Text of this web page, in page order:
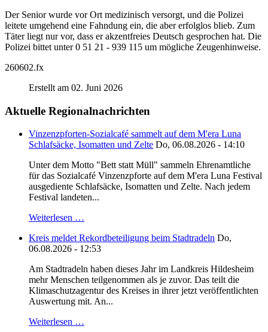
Der Senior wurde vor Ort medizinisch versorgt, und die Polizei
leitete umgehend eine Fahndung ein, die aber erfolglos blieb. Zum
Täter liegt nur vor, dass er akzentfreies Deutsch gesprochen hat. Die
Polizei bittet unter 0 51 21 - 939 115 um mögliche Zeugenhinweise.
260602.fx
Erstellt am 02. Juni 2026
Aktuelle Regionalnachrichten
Vinzenzpforten-Sozialcafé sammelt auf dem M'era Luna
Schlafsäcke, Isomatten und Zelte Do, 06.08.2026 - 14:10
Unter dem Motto "Bett statt Müll" sammeln Ehrenamtliche
für das Sozialcafé Vinzenzpforte auf dem M'era Luna Festival
ausgediente Schlafsäcke, Isomatten und Zelte. Nach jedem
Festival landeten...
Weiterlesen …
Kreis meldet Rekordbeteiligung beim Stadtradeln Do,
06.08.2026 - 12:53
Am Stadtradeln haben dieses Jahr im Landkreis Hildesheim
mehr Menschen teilgenommen als je zuvor. Das teilt die
Klimaschutzagentur des Kreises in ihrer jetzt veröffentlichten
Auswertung mit. An...
Weiterlesen …